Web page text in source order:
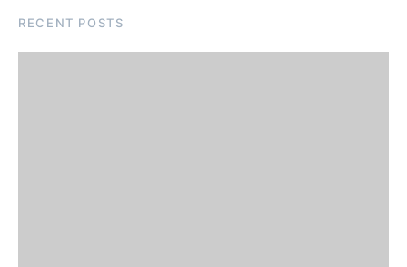
RECENT POSTS